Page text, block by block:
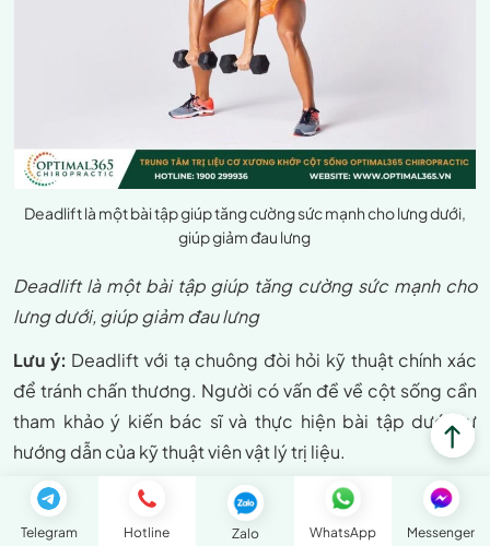
Deadlift là một bài tập giúp tăng cường sức mạnh cho lưng dưới,
giúp giảm đau lưng
Deadlift là một bài tập giúp tăng cường sức mạnh cho
lưng dưới, giúp giảm đau lưng
Lưu ý: Deadlift với tạ chuông đòi hỏi kỹ thuật chính xác
để tránh chấn thương. Người có vấn đề về cột sống cần
tham khảo ý kiến bác sĩ và thực hiện bài tập dưới sự
hướng dẫn của kỹ thuật viên vật lý trị liệu.
Bài tập bấm cơ bụng
Messenger
WhatsApp
Zalo
Hotline
Telegram